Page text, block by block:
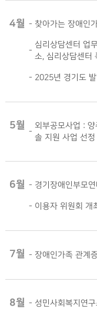
4월 - 찾아가는 장애인
-
심리상담센터 업
소, 심리상담센터
- 2025년 경기도
5월
-
외부공모사업 :
솔 지원 사업 선정
6월 - 경기장애인부모
- 이용자 위원회 개
7월 - 장애인가족 관계
8월 - 성민사회복지연